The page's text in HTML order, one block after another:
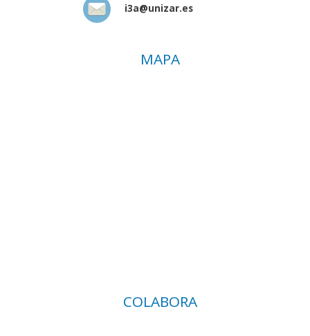
i3a@unizar.es
MAPA
COLABORA